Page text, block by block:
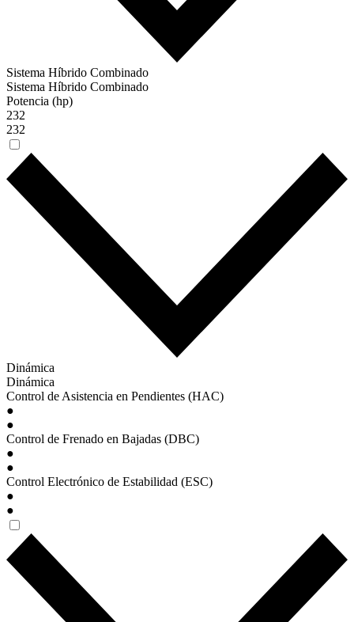
Sistema Híbrido Combinado
Sistema Híbrido Combinado
Potencia (hp)
232
232
Dinámica
Dinámica
Control de Asistencia en Pendientes (HAC)
●
●
Control de Frenado en Bajadas (DBC)
●
●
Control Electrónico de Estabilidad (ESC)
●
●